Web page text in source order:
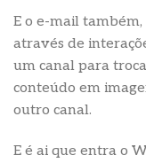
E o e-mail
através de
um canal para
conteúdo em
outro canal.
E é ai que entra o